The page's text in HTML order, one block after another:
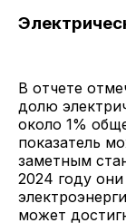
В отчете
долю
около 1%
показатель
заметным
2024 году
может